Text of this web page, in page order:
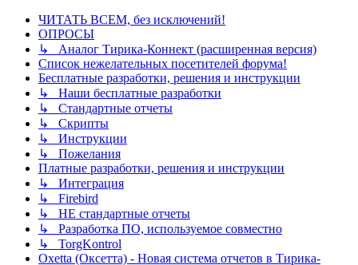
ЧИТАТЬ ВСЕМ, без исключений!
ОПРОСЫ
↳ Аналог Тирика-Коннект (расширенная версия)
Список нежелательных посетителей форума!
Бесплатные разработки, решения и инструкции
↳ Наши бесплатные разработки
↳ Стандартные отчеты
↳ Скрипты
↳ Инструкции
↳ Пожелания
Платные разработки, решения и инструкции
↳ Интеграция
↳ Firebird
↳ НЕ стандартные отчеты
↳ Разработка ПО, используемое совместно
↳ TorgKontrol
Oxetta (Оксетта) - Новая система отчетов в Тирика-